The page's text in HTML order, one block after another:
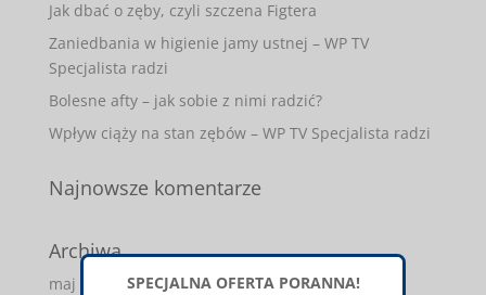
Jak dbać o zęby, czyli szczena Figtera
Zaniedbania w higienie jamy ustnej – WP TV
Specjalista radzi
Bolesne afty – jak sobie z nimi radzić?
Wpływ ciąży na stan zębów – WP TV Specjalista radzi
Najnowsze komentarze
Archiwa
maj 2017
SPECJALNA OFERTA PORANNA!